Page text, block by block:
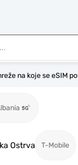
na koje se eSIM
Ostrva T-Mobile